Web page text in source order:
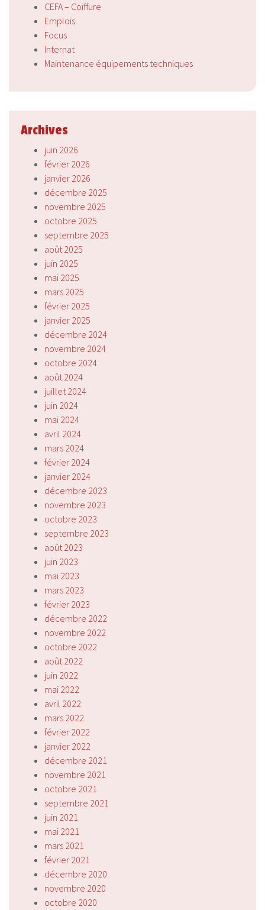
CEFA – Coiffure
Emplois
Focus
Internat
Maintenance équipements techniques
Archives
juin 2026
février 2026
janvier 2026
décembre 2025
novembre 2025
octobre 2025
septembre 2025
août 2025
juin 2025
mai 2025
mars 2025
février 2025
janvier 2025
décembre 2024
novembre 2024
octobre 2024
août 2024
juillet 2024
juin 2024
mai 2024
avril 2024
mars 2024
février 2024
janvier 2024
décembre 2023
novembre 2023
octobre 2023
septembre 2023
août 2023
juin 2023
mai 2023
mars 2023
février 2023
décembre 2022
novembre 2022
octobre 2022
août 2022
juin 2022
mai 2022
avril 2022
mars 2022
février 2022
janvier 2022
décembre 2021
novembre 2021
octobre 2021
septembre 2021
juin 2021
mai 2021
mars 2021
février 2021
décembre 2020
novembre 2020
octobre 2020